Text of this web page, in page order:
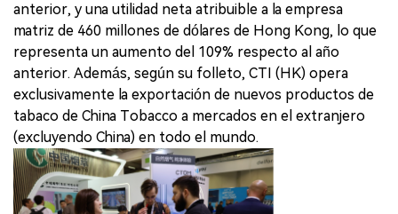
anterior, y una utilidad neta atribuible a la empresa
matriz de 460 millones de dólares de Hong Kong, lo que
representa un aumento del 109% respecto al año
anterior. Además, según su folleto, CTI (HK) opera
exclusivamente la exportación de nuevos productos de
tabaco de China Tobacco a mercados en el extranjero
(excluyendo China) en todo el mundo.